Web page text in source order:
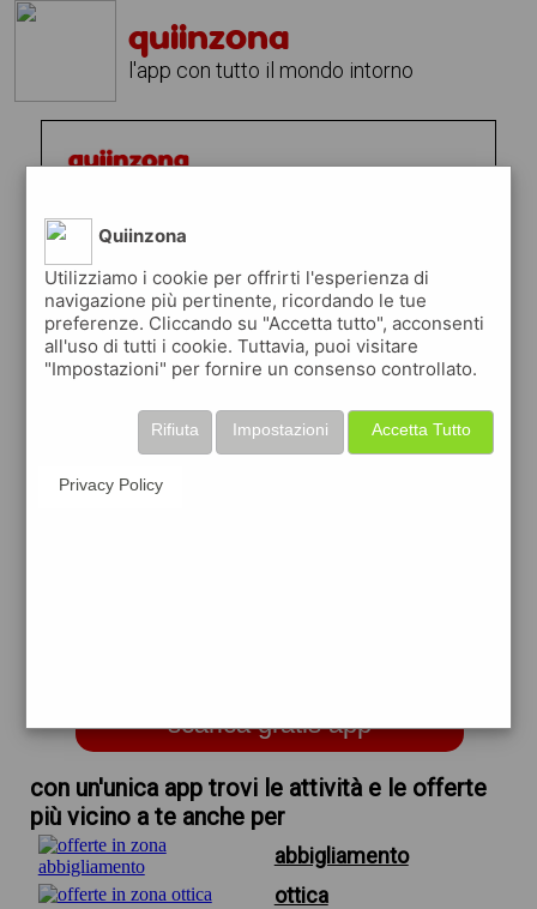
quiinzona
l'app con tutto il mondo intorno
scarica gratis app
con un'unica app trovi le attività e le offerte
più vicino a te anche per
abbigliamento
ottica
Quiinzona
Utilizziamo i cookie per offrirti l'esperienza di
navigazione più pertinente, ricordando le tue
preferenze. Cliccando su "Accetta tutto", acconsenti
all'uso di tutti i cookie. Tuttavia, puoi visitare
"Impostazioni" per fornire un consenso controllato.
Accetta Tutto
Impostazioni
Rifiuta
Privacy Policy